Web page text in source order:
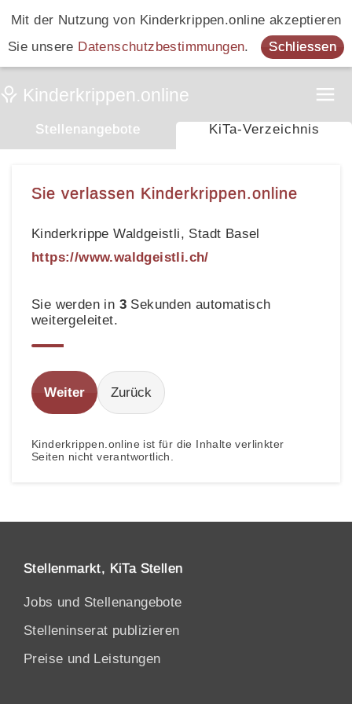
Mit der Nutzung von Kinderkrippen.online akzeptieren
Sie unsere Datenschutzbestimmungen. Schliessen
Stellenangebote KiTa-Verzeichnis
Sie verlassen Kinderkrippen.online
Kinderkrippe Waldgeistli, Stadt Basel
https://www.waldgeistli.ch/
Sie werden in 3 Sekunden automatisch
weitergeleitet.
Weiter Zurück
Kinderkrippen.online ist für die Inhalte verlinkter
Seiten nicht verantwortlich.
Stellenmarkt, KiTa Stellen
Jobs und Stellenangebote
Stelleninserat publizieren
Preise und Leistungen